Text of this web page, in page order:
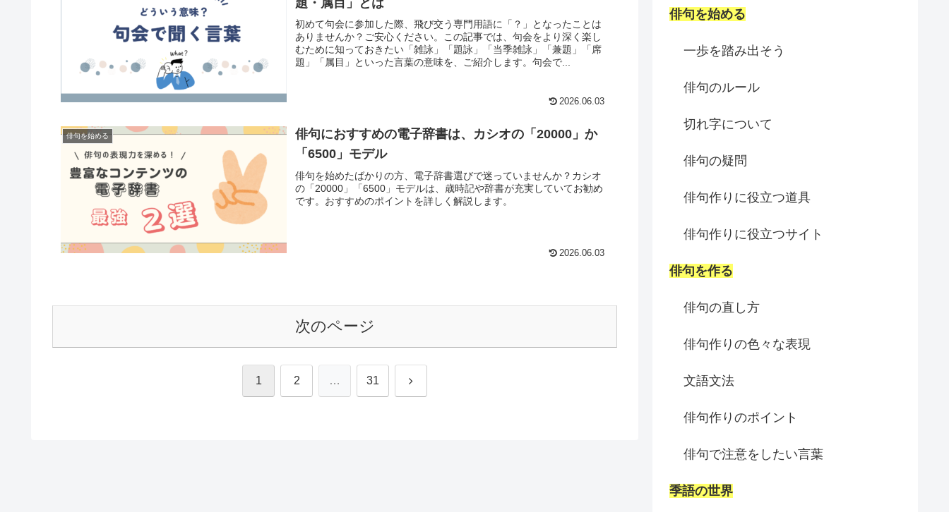
題・属目」とは
初めて句会に参加した際、飛び交う専門用語に「？」となったことは
ありませんか？ご安心ください。この記事では、句会をより深く楽し
むために知っておきたい「雑詠」「題詠」「当季雑詠」「兼題」「席
題」「属目」といった言葉の意味を、ご紹介します。句会で...
2026.06.03
俳句を始める
俳句におすすめの電子辞書は、カシオの「20000」か
「6500」モデル
俳句を始めたばかりの方、電子辞書選びで迷っていませんか？カシオ
の「20000」「6500」モデルは、歳時記や辞書が充実していてお勧め
です。おすすめのポイントを詳しく解説します。
2026.06.03
次のページ
1 2 … 31 次
俳句を始める
一歩を踏み出そう
俳句のルール
切れ字について
俳句の疑問
俳句作りに役立つ道具
俳句作りに役立つサイト
俳句を作る
俳句の直し方
俳句作りの色々な表現
文語文法
俳句作りのポイント
俳句で注意をしたい言葉
季語の世界